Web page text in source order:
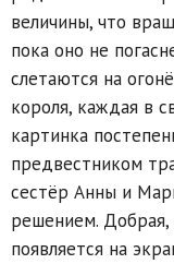
величины, что
пока оно не
слетаются на
короля, каждая в
картинка
предвестником
сестёр Анны и
решением.
появляется на